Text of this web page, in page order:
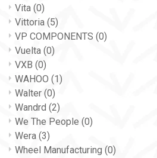
Vita (0)
Vittoria (5)
VP COMPONENTS (0)
Vuelta (0)
VXB (0)
WAHOO (1)
Walter (0)
Wandrd (2)
We The People (0)
Wera (3)
Wheel Manufacturing (0)